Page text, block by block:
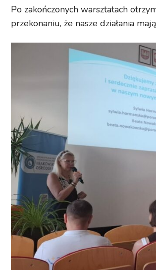
Po zakończonych warsztatach
przekonaniu, że nasze działania